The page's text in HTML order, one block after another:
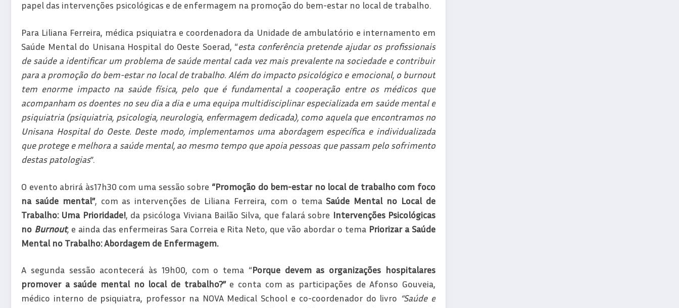
papel das intervenções psicológicas e de enfermagem na promoção do bem-estar no local de trabalho.
Para Liliana Ferreira, médica psiquiatra e coordenadora da Unidade de ambulatório e internamento em
Saúde Mental do Unisana Hospital do Oeste Soerad, “esta conferência pretende ajudar os profissionais
de saúde a identificar um problema de saúde mental cada vez mais prevalente na sociedade e contribuir
para a promoção do bem-estar no local de trabalho. Além do impacto psicológico e emocional, o burnout
tem enorme impacto na saúde física, pelo que é fundamental a cooperação entre os médicos que
acompanham os doentes no seu dia a dia e uma equipa multidisciplinar especializada em saúde mental e
psiquiatria (psiquiatria, psicologia, neurologia, enfermagem dedicada), como aquela que encontramos no
Unisana Hospital do Oeste. Deste modo, implementamos uma abordagem específica e individualizada
que protege e melhora a saúde mental, ao mesmo tempo que apoia pessoas que passam pelo sofrimento
destas patologias”.
O evento abrirá às17h30 com uma sessão sobre “Promoção do bem-estar no local de trabalho com foco
na saúde mental”, com as intervenções de Liliana Ferreira, com o tema Saúde Mental no Local de
Trabalho: Uma Prioridade!, da psicóloga Viviana Bailão Silva, que falará sobre Intervenções Psicológicas
no Burnout, e ainda das enfermeiras Sara Correia e Rita Neto, que vão abordar o tema Priorizar a Saúde
Mental no Trabalho: Abordagem de Enfermagem.
A segunda sessão acontecerá às 19h00, com o tema “Porque devem as organizações hospitalares
promover a saúde mental no local de trabalho?” e conta com as participações de Afonso Gouveia,
médico interno de psiquiatra, professor na NOVA Medical School e co-coordenador do livro “Saúde e